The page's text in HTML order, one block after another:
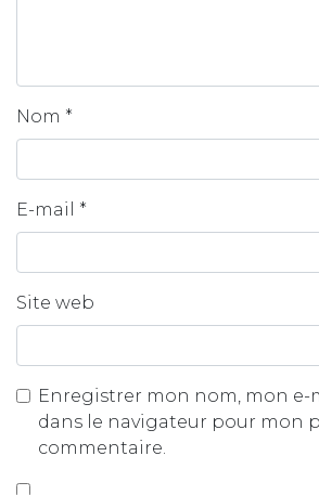
Nom *
E-mail *
Site web
Enregistrer mon nom, mon e-
dans le navigateur pour mon
commentaire.